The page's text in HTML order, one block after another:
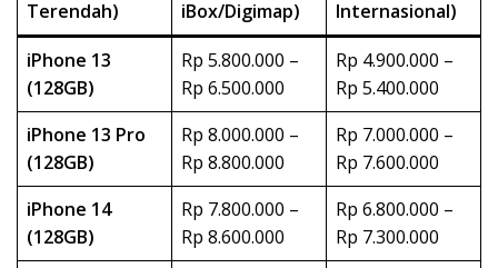
Terendah) iBox/Digimap)
Internasional)
iPhone 13
(128GB)
Rp 5.800.000 –
Rp 6.500.000
Rp 4.900.000 –
Rp 5.400.000
iPhone 13 Pro
(128GB)
Rp 8.000.000 –
Rp 8.800.000
Rp 7.000.000 –
Rp 7.600.000
iPhone 14
(128GB)
Rp 7.800.000 –
Rp 8.600.000
Rp 6.800.000 –
Rp 7.300.000